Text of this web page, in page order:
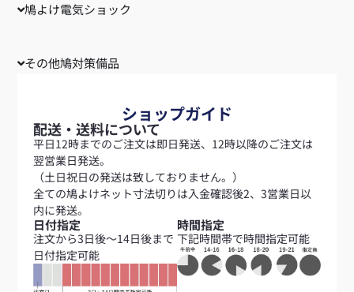
鳩よけ電気ショック
その他鳩対策備品
ショップガイド
配送・送料について
平日12時までのご注文は即日発送、12時以降のご注文は
翌営業日発送。
（土日祝日の発送は致しておりません。）
全ての鳩よけネット寸法切りは入金確認後2、3営業日以
内に発送。
日付指定
注文から3日後～14日後まで
日付指定可能
時間指定
下記時間帯で時間指定可能